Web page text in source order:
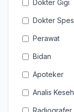
Dokter Gigi
Dokter
Perawat
Bidan
Apoteker
Analis
Radiografer